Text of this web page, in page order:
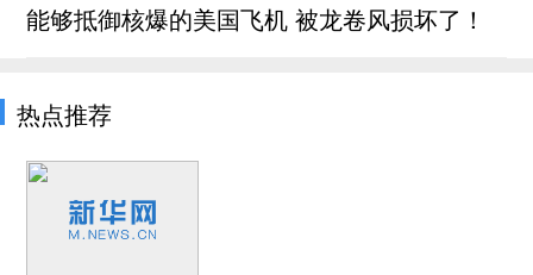
能够抵御核爆的美国飞机 被龙卷风损坏了！
热点推荐